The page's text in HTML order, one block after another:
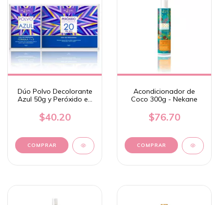
Dúo Polvo Decolorante
Azul 50g y Peróxido en
Nekane
$40.20
Acondicionador de
Coco 300g - Nekane
$76.70